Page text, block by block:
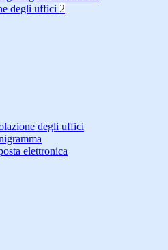
degli uffici 2
degli uffici
elettronica